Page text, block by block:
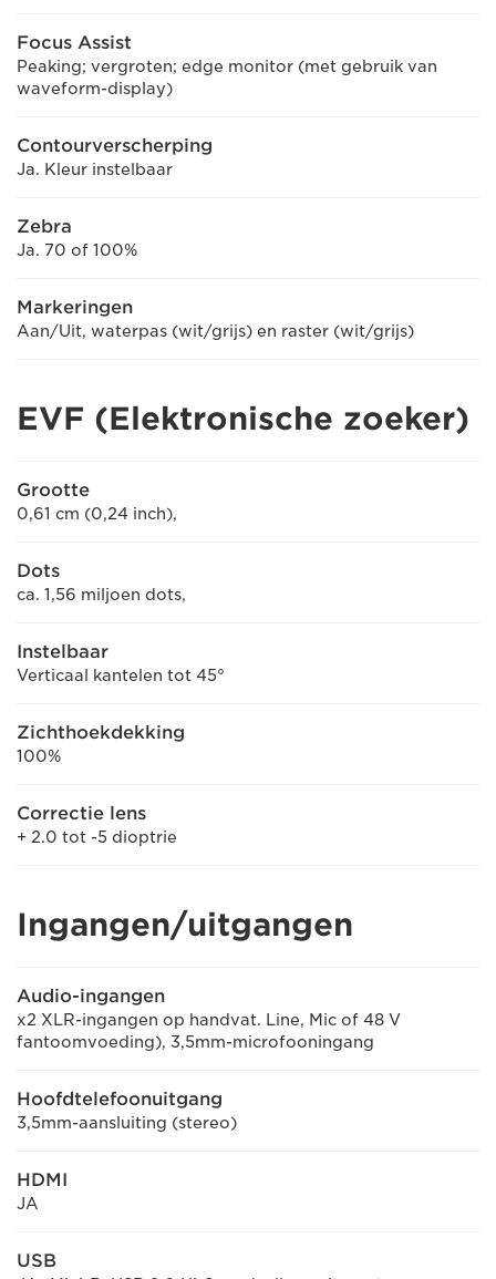
Focus Assist
Peaking; vergroten; edge monitor (met gebruik van
waveform-display)
Contourverscherping
Ja. Kleur instelbaar
Zebra
Ja. 70 of 100%
Markeringen
Aan/Uit, waterpas (wit/grijs) en raster (wit/grijs)
EVF (Elektronische zoeker)
Grootte
0,61 cm (0,24 inch),
Dots
ca. 1,56 miljoen dots,
Instelbaar
Verticaal kantelen tot 45°
Zichthoekdekking
100%
Correctie lens
+ 2.0 tot -5 dioptrie
Ingangen/uitgangen
Audio-ingangen
x2 XLR-ingangen op handvat. Line, Mic of 48 V
fantoomvoeding), 3,5mm-microfooningang
Hoofdtelefoonuitgang
3,5mm-aansluiting (stereo)
HDMI
JA
USB